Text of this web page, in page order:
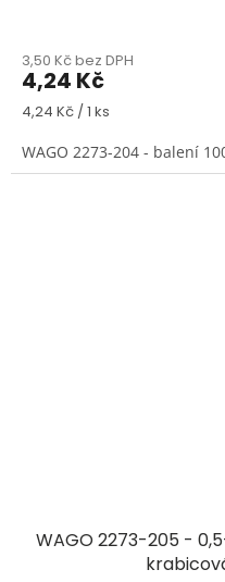
3,50 Kč bez DPH
4,24 Kč
Měrná
4,24 Kč / 1 ks
WAGO 2273-204 - balení
WAGO 2273-205 -